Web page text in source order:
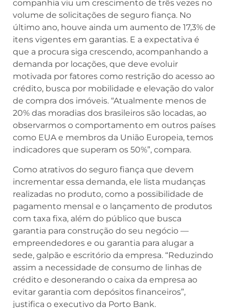
companhia viu um crescimento de três vezes no
volume de solicitações de seguro fiança. No
último ano, houve ainda um aumento de 17,3% de
itens vigentes em garantias. E a expectativa é
que a procura siga crescendo, acompanhando a
demanda por locações, que deve evoluir
motivada por fatores como restrição do acesso ao
crédito, busca por mobilidade e elevação do valor
de compra dos imóveis. “Atualmente menos de
20% das moradias dos brasileiros são locadas, ao
observarmos o comportamento em outros países
como EUA e membros da União Europeia, temos
indicadores que superam os 50%”, compara.
Como atrativos do seguro fiança que devem
incrementar essa demanda, ele lista mudanças
realizadas no produto, como a possibilidade de
pagamento mensal e o lançamento de produtos
com taxa fixa, além do público que busca
garantia para construção do seu negócio —
empreendedores e ou garantia para alugar a
sede, galpão e escritório da empresa. “Reduzindo
assim a necessidade de consumo de linhas de
crédito e desonerando o caixa da empresa ao
evitar garantia com depósitos financeiros”,
justifica o executivo da Porto Bank.